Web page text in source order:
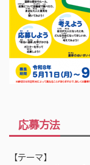
応募方法
【テーマ】